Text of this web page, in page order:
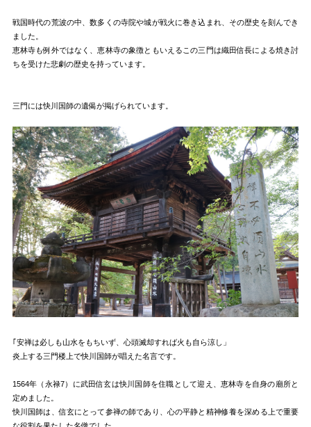
戦国時代の荒波の中、数多くの寺院や城が戦火に巻き込まれ、その歴史を刻んでき
ました。
恵林寺も例外ではなく、恵林寺の象徴ともいえるこの三門は織田信長による焼き討
ちを受けた悲劇の歴史を持っています。
三門には快川国師の遺偈が掲げられています。
｢安禅は必しも山水をもちいず、心頭滅却すれば火も自ら涼し」
炎上する三門楼上で快川国師が唱えた名言です。
1564年（永禄7）に武田信玄は快川国師を住職として迎え、恵林寺を自身の廟所と
定めました。
快川国師は、信玄にとって参禅の師であり、心の平静と精神修養を深める上で重要